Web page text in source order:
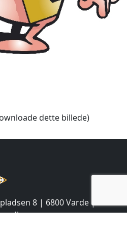
dette billede)
8 | 6800 Varde | +45